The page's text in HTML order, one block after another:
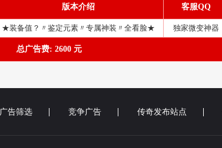
版本介绍 客服QQ
★装备值？〃鉴定元素〃专属神装〃全看脸★ 独家微变神器
总广告费: 2600 元
广告筛选 竞争广告 传奇发布站点